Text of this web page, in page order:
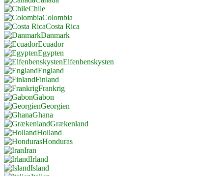
Chile
Colombia
Costa Rica
Danmark
Ecuador
Egypten
Elfenbenskysten
England
Finland
Frankrig
Gabon
Georgien
Ghana
Grækenland
Holland
Honduras
Iran
Irland
Island